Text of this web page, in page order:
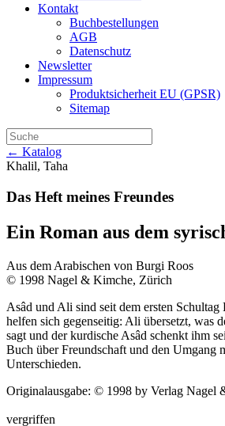
Kontakt
Buchbestellungen
AGB
Datenschutz
Newsletter
Impressum
Produktsicherheit EU (GPSR)
Sitemap
← Katalog
Khalil, Taha
Das Heft meines Freundes
Ein Roman aus dem
Aus dem Arabischen von Burgi Roos
© 1998 Nagel & Kimche, Zürich
Asâd und Ali sind seit dem ersten Schultag
helfen sich gegenseitig: Ali übersetzt, was
sagt und der kurdische Asâd schenkt ihm
Buch über Freundschaft und den Umgang
Unterschieden.
Originalausgabe: © 1998 by Verlag Nagel
vergriffen